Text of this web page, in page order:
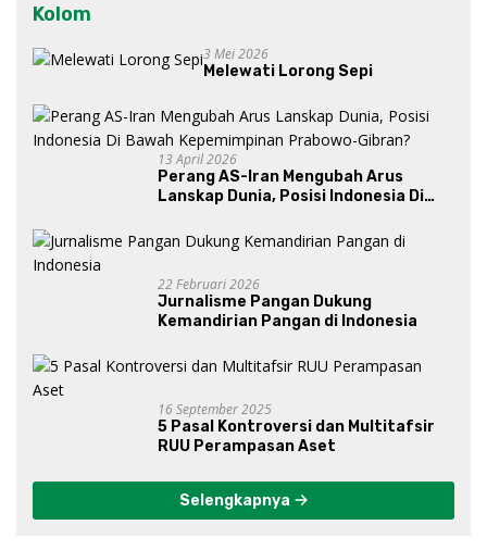
Kolom
3 Mei 2026
Melewati Lorong Sepi
13 April 2026
Perang AS-Iran Mengubah Arus
Lanskap Dunia, Posisi Indonesia Di
Gibran?
22 Februari 2026
Jurnalisme Pangan Dukung
Kemandirian Pangan di Indonesia
16 September 2025
5 Pasal Kontroversi dan Multitafsir
RUU Perampasan Aset
Selengkapnya